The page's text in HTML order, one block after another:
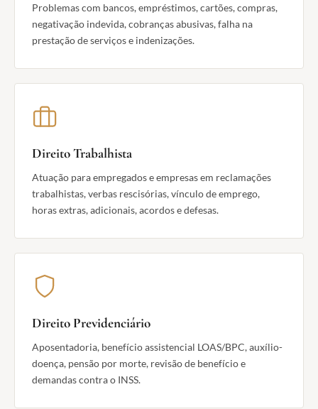
Problemas com bancos, empréstimos, cartões, compras,
negativação indevida, cobranças abusivas, falha na
prestação de serviços e indenizações.
Direito Trabalhista
Atuação para empregados e empresas em reclamações
trabalhistas, verbas rescisórias, vínculo de emprego,
horas extras, adicionais, acordos e defesas.
Direito Previdenciário
Aposentadoria, benefício assistencial LOAS/BPC, auxílio-
doença, pensão por morte, revisão de benefício e
demandas contra o INSS.